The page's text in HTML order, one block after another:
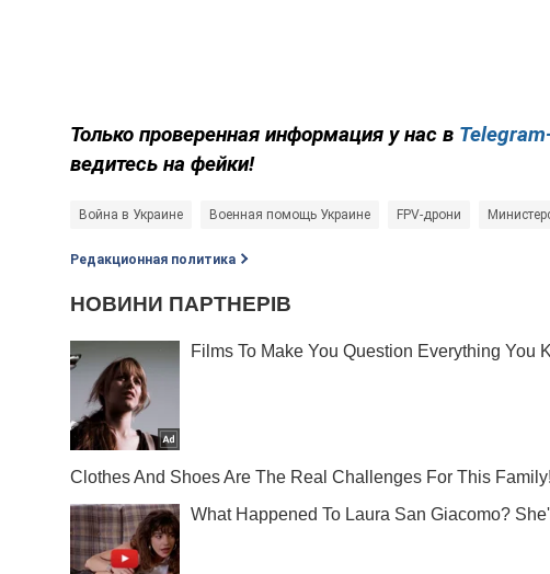
Только проверенная информация у нас в
ведитесь на фейки!
Война в Украине Военная помощь Украине FPV-дрони
Редакционная политика